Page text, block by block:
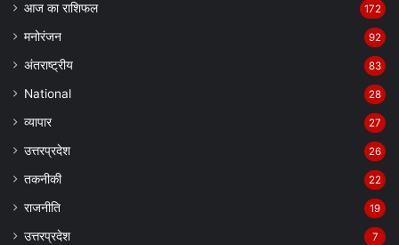
आज का राशिफल 172
मनोरंजन 92
अंतराष्ट्रीय 83
National 28
व्यापार 27
उत्तरप्रदेश 26
तकनीकी 22
राजनीति 19
उत्तरप्रदेश 7